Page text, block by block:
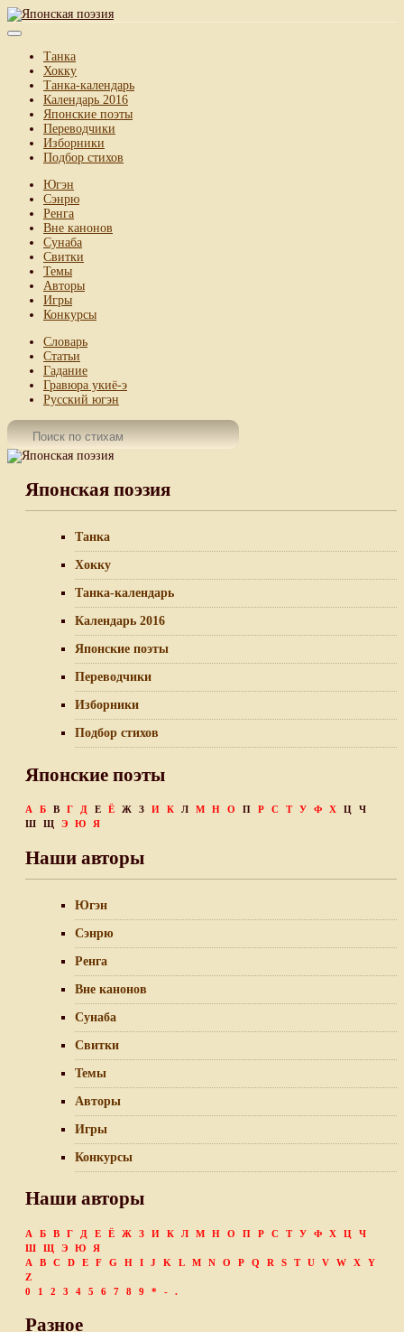
Танка
Хокку
Танка-календарь
Календарь 2016
Японские поэты
Переводчики
Изборники
Подбор стихов
Югэн
Сэнрю
Ренга
Вне канонов
Сунаба
Свитки
Темы
Авторы
Игры
Конкурсы
Словарь
Статьи
Гадание
Гравюра укиё-э
Русский югэн
Японская поэзия
Танка
Хокку
Танка-календарь
Календарь 2016
Японские поэты
Переводчики
Изборники
Подбор стихов
Японские поэты
А Б В Г Д Е Ё Ж З И К Л М Н О П Р С Т У Ф Х Ц
Ч
Ш
Щ Э Ю Я
Наши авторы
Югэн
Сэнрю
Ренга
Вне канонов
Сунаба
Свитки
Темы
Авторы
Игры
Конкурсы
Наши авторы
А Б В Г Д Е Ё Ж З И К Л М Н О П Р С Т У Ф Х Ц
Ч
Ш
Щ Э Ю
Я
A
B C D E F G H I J K L M N O P Q R S T U V W X
Y
Z
0
1 2 3 4 5 6 7 8 9 * - .
Разное